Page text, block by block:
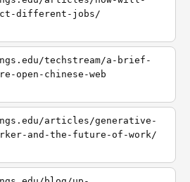
different-jobs/
techstream/a-brief-
open-chinese-web
articles/generative-
and-the-future-of-work/